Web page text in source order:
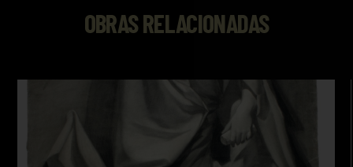
OBRAS RELACIONADAS